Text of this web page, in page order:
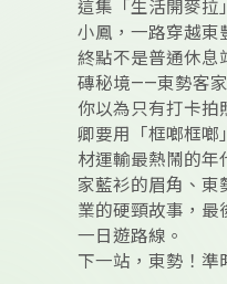
這集「生活開麥拉
小鳳，一路穿越東
終點不是普通休息
磚秘境——東勢客家
你以為只有打卡拍
卿要用「框啷框啷
材運輸最熱鬧的年
家藍衫的眉角、東
業的硬頸故事，最
一日遊路線。
下一站，東勢！準